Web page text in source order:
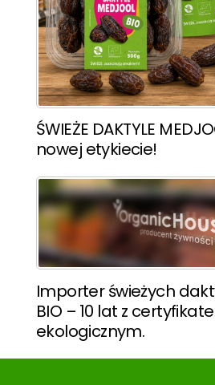
ŚWIEŻE DAKTYLE
nowej etykiecie!
Importer świeżych
BIO – 10 lat z
ekologicznym.